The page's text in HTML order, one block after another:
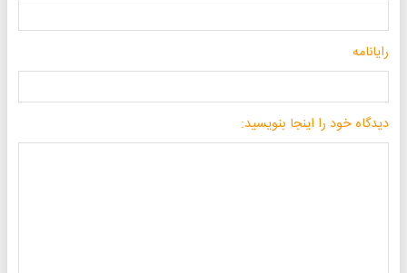
رایانامه
دیدگاه خود را اینجا بنویسید: